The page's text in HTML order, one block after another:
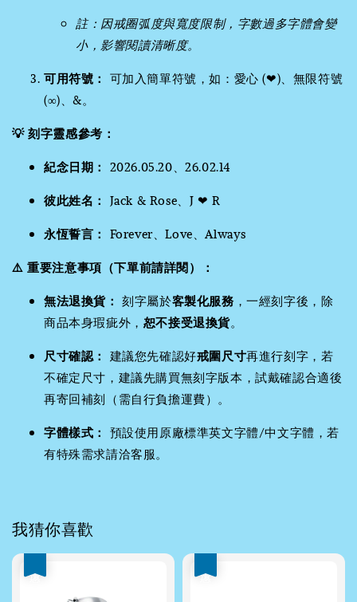
註：因戒圈弧度與寬度限制，字數過多字體會變
小，影響閱讀清晰度。
可用符號： 可加入簡單符號，如：愛心 (❤)、無限符號
(∞)、&。
💡 刻字靈感參考：
紀念日期： 2026.05.20、26.02.14
彼此姓名： Jack & Rose、J ❤ R
永恆誓言： Forever、Love、Always
⚠️ 重要注意事項（下單前請詳閱）：
無法退換貨： 刻字屬於客製化服務 ，一經刻字後，除
商品本身瑕疵外， 恕不接受退換貨。
尺寸確認： 建議您先確認好戒圍尺寸再進行刻字，若
不確定尺寸，建議先購買無刻字版本，試戴確認合適後
再寄回補刻（需自行負擔運費）。
字體樣式： 預設使用原廠標準英文字體/中文字體，若
有特殊需求請洽客服。
我猜你喜歡